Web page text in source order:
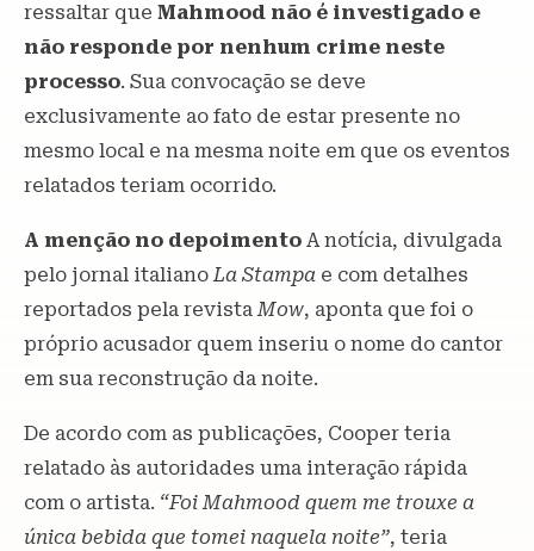
ressaltar que Mahmood não é investigado e
não responde por nenhum crime neste
processo. Sua convocação se deve
exclusivamente ao fato de estar presente no
mesmo local e na mesma noite em que os eventos
relatados teriam ocorrido.
A menção no depoimento A notícia, divulgada
pelo jornal italianoLa Stampa e com detalhes
reportados pela revistaMow, aponta que foi o
próprio acusador quem inseriu o nome do cantor
em sua reconstrução da noite.
De acordo com as publicações, Cooper teria
relatado às autoridades uma interação rápida
com o artista. “Foi Mahmood quem me trouxe a
única bebida que tomei naquela noite”, teria